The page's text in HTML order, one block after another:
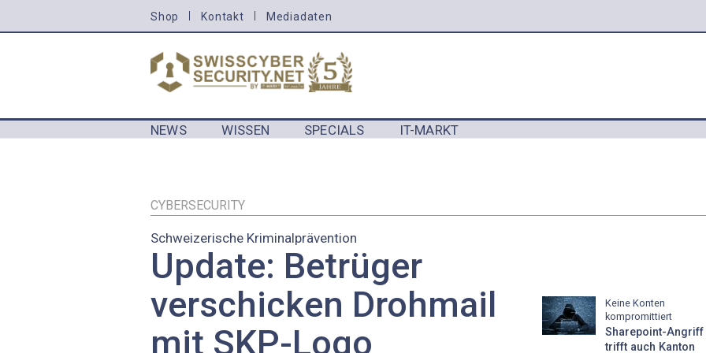
zum
MENU
Shop Kontakt Mediadaten
NEWS WISSEN SPECIALS IT-MARKT
CYBERSECURITY
Schweizerische Kriminalprävention
Update: Betrüger
verschicken Drohmail
mit SKP-Logo
Keine Konten
kompromittiert
Sharepoint-Angriff
trifft auch Kanton